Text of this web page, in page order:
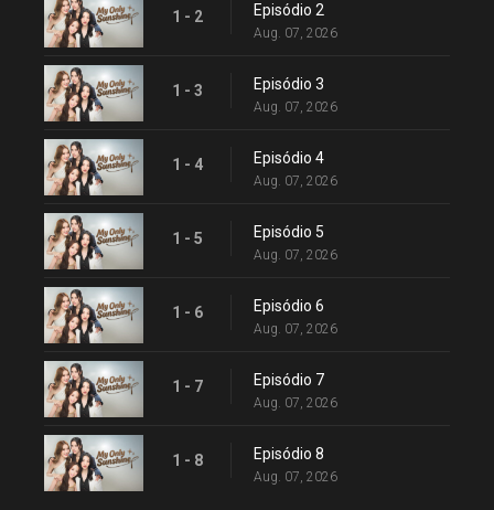
1 - 2 Episódio 2
Aug. 07, 2026
1 - 3 Episódio 3
Aug. 07, 2026
1 - 4 Episódio 4
Aug. 07, 2026
1 - 5 Episódio 5
Aug. 07, 2026
1 - 6 Episódio 6
Aug. 07, 2026
1 - 7 Episódio 7
Aug. 07, 2026
1 - 8 Episódio 8
Aug. 07, 2026